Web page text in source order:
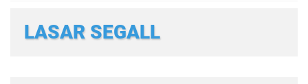
LASAR SEGALL